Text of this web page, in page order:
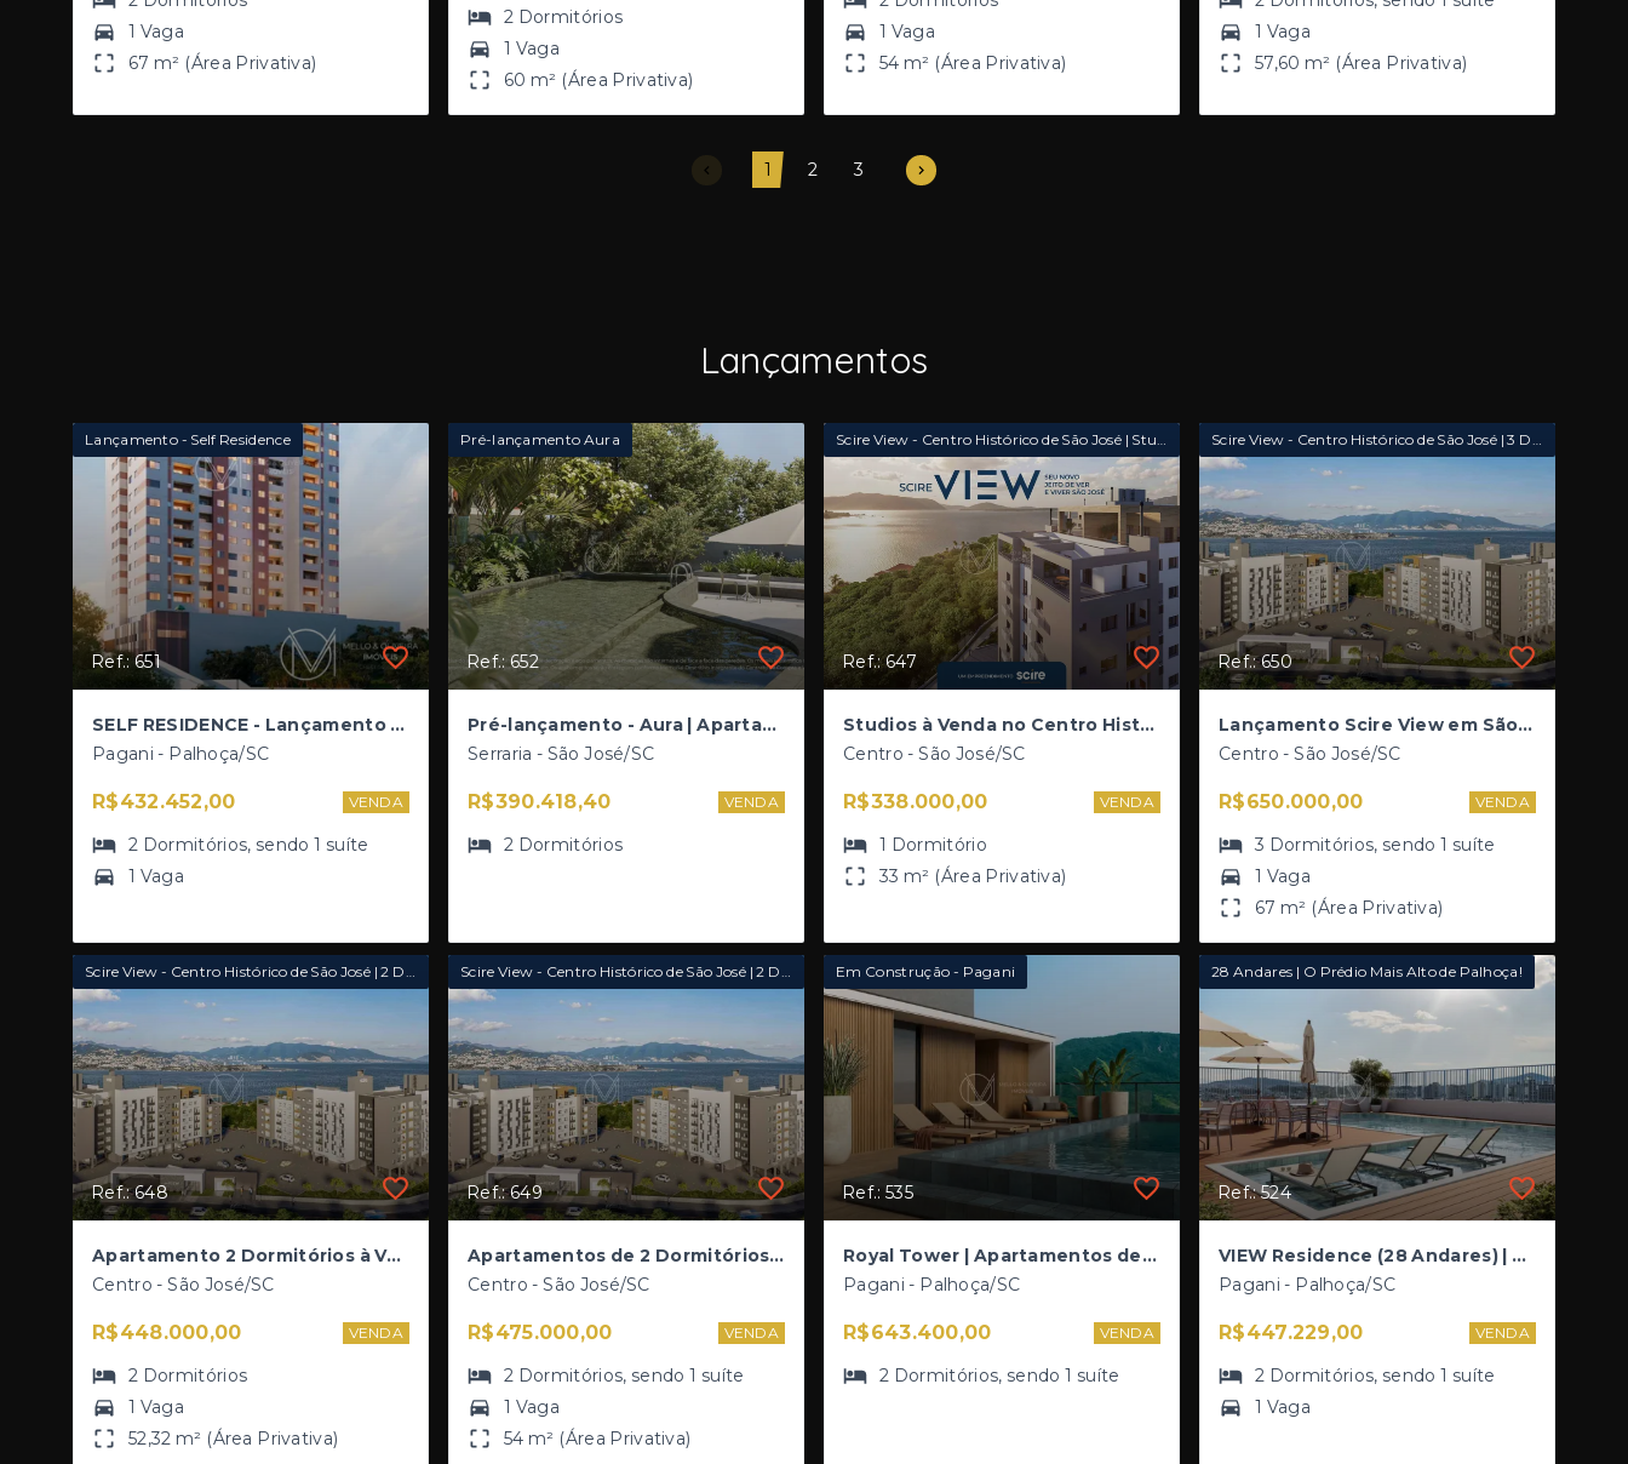
1 Vaga
67 m² (Área Privativa)
2 Dormitórios
1 Vaga
60 m² (Área Privativa)
1 Vaga
54 m² (Área Privativa)
1 Vaga
57,60 m² (Área Privativa)
1 2 3
Lançamentos
Lançamento - Self Residence
Ref.: 651
SELF RESIDENCE - Lançamento entre Pagani e Pedra Branca - Apartamentos de 2 Dormitórios com Suíte e Sacada com Churrasqueira
Pagani - Palhoça/SC
R$432.452,00 VENDA
2 Dormitórios, sendo1 suíte
1 Vaga
Pré-lançamento Aura
Ref.: 652
Pré-lançamento - Aura | Apartamentos de 2 Dormitórios, com opção de Suíte e Garden - Serraria - São José/SC
Serraria - São José/SC
R$390.418,40 VENDA
2 Dormitórios
Scire View - Centro Histórico de São José | Studio
Ref.: 647
Studios à Venda no Centro Histórico | Construtora Scire | Lançamento Scire View em São José
Centro - São José/SC
R$338.000,00 VENDA
1 Dormitório
33 m² (Área Privativa)
Scire View - Centro Histórico de São José | 3 Dormitórios com Suíte
Ref.: 650
Lançamento Scire View em São José –Apartamentos à Venda no Centro Histórico | Construtora Scire
Centro - São José/SC
R$650.000,00 VENDA
3 Dormitórios, sendo1 suíte
1 Vaga
67 m² (Área Privativa)
Ref.: 648
Apartamento 2 Dormitórios à Venda no Centro Histórico | Lançamento Scire View em São José
Centro - São José/SC
R$448.000,00 VENDA
2 Dormitórios
1 Vaga
52,32 m² (Área Privativa)
Ref.: 649
Apartamentos de 2 Dormitórios (1 Suíte) à Venda no Centro Histórico | Construtora Scire | Lançamento Scire View em São José
Centro - São José/SC
R$475.000,00 VENDA
2 Dormitórios, sendo1 suíte
1 Vaga
54 m² (Área Privativa)
Em Construção - Pagani
Ref.: 535
Royal Tower | Apartamentos de Alto Padrão - 2 Dormitórios (1 Suíte) Plantas 71,67 a 115,96 m²
Pagani - Palhoça/SC
R$643.400,00 VENDA
2 Dormitórios, sendo1 suíte
28 Andares | O Prédio Mais Alto de Palhoça!
Ref.: 524
VIEW Residence (28 Andares) | Apartamentos de 2 Dormitórios (1 Suíte) - Em Construção
Pagani - Palhoça/SC
R$447.229,00 VENDA
2 Dormitórios, sendo1 suíte
1 Vaga